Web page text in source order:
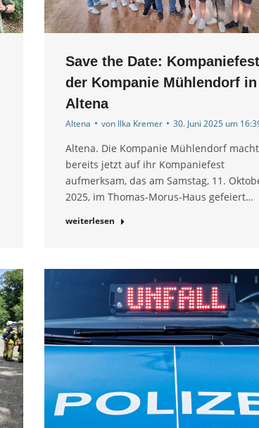
Save the Date: Kompaniefest
der Kompanie Mühlendorf in
Altena
Altena von Ilka Kremer 30. Juni 2025 um
Altena. Die Kompanie Mühlendorf macht
bereits jetzt auf ihr Kompaniefest
aufmerksam, das am Samstag, 11.
2025, im Thomas-Morus-Haus gefeiert…
weiterlesen